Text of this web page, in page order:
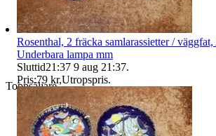
Toppsäljare
Rosenthal, 2 fräcka samlarassietter /
Underbara lampa mm
Sluttid21:37 9 aug 21:37.
Pris:79 kr,Utropspris.